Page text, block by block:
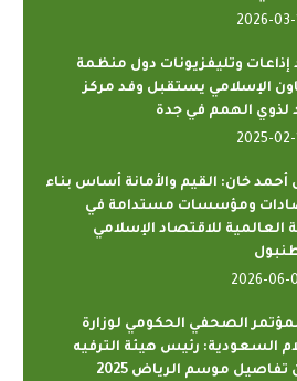
2026-03-
إذاعات وتليفزيونات دول منظمة
الإسلامي يستقبل وفد مركز
لذوي الهمم في جدة
2025-02-
أحمد خان: القيم والأمانة أساس بناء
ومؤسسات مستدامة في
العالمية للاقتصاد الإسلامي
2026-06-
الصحفي الحكومي لوزارة
السعودية: رئيس هيئة الترفيه
يعلن تفاصيل موسم الرياض 2025